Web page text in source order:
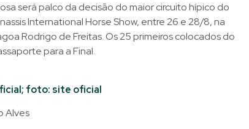
será palco da decisão do maior circuito hípico do
International Horse Show, entre 26 e 28/8, na
Rodrigo de Freitas. Os 25 primeiros colocados do
para a Final.
foto: site oficial
Alves